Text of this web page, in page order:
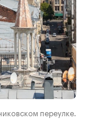
переулке.